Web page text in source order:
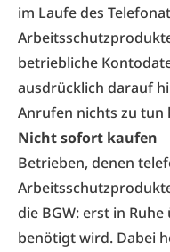
im Laufe des
betriebliche
ausdrücklich darauf
Anrufen nichts zu tun
Nicht sofort kaufen
Betrieben, denen
die BGW: erst in
benötigt wird. Dabei